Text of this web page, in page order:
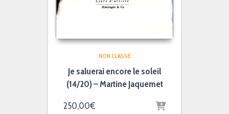
NON CLASSÉ
Je saluerai encore le soleil
(14/20) – Martine Jaquemet
250,00€